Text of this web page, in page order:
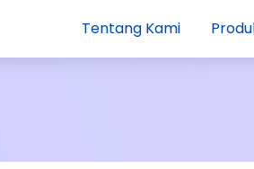
Tentang Kami